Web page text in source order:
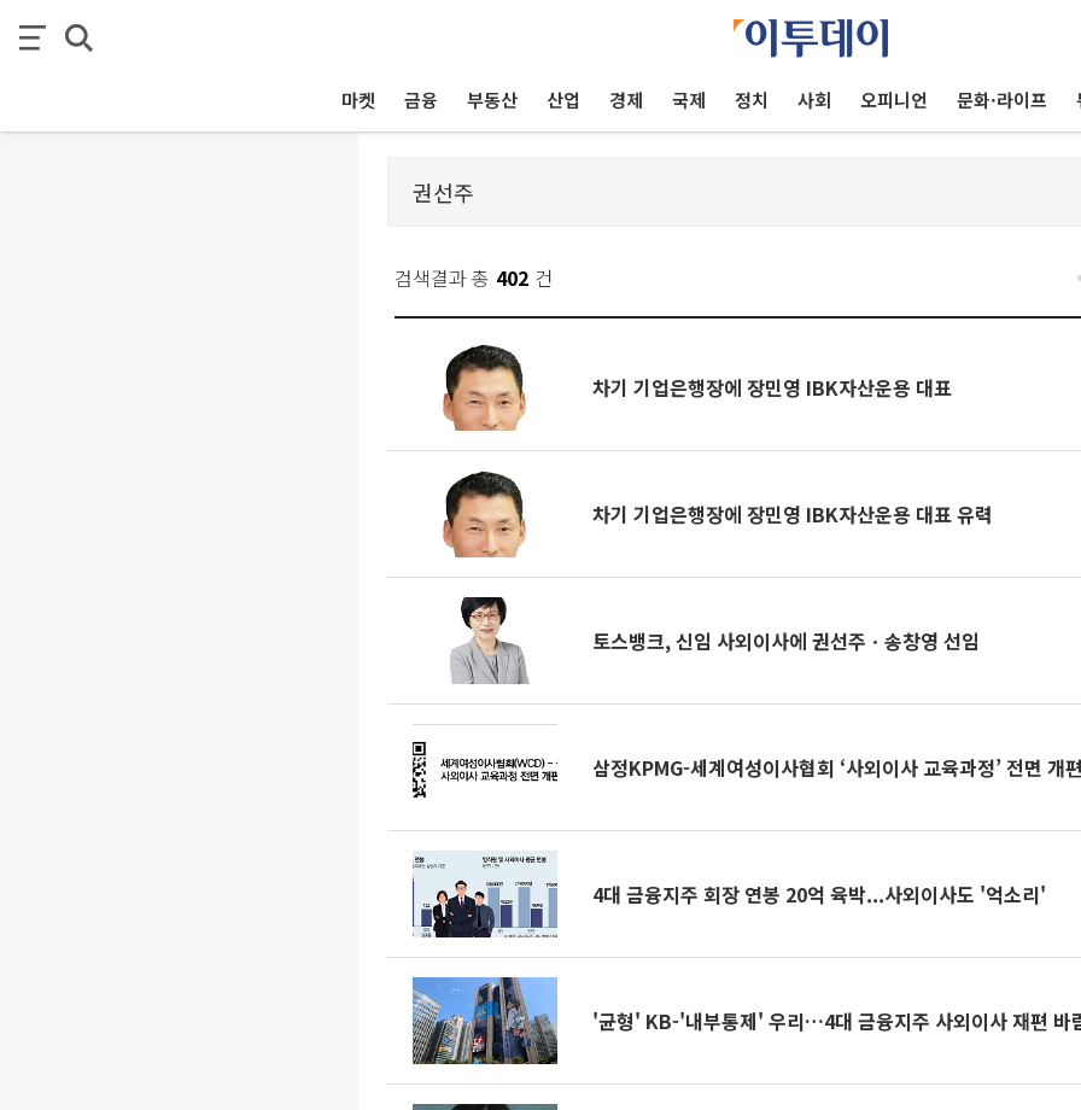
마켓 금융 부동산 산업 경제 국제 정치 사회 오피니언 문화·라이프
검색결과 총 402 건
차기 기업은행장에 장민영 IBK자산운용 대표
차기 기업은행장에 장민영 IBK자산운용 대표 유력
토스뱅크, 신임 사외이사에 권선주ㆍ송창영 선임
삼정KPMG-세계여성이사협회 ‘사외이사 교육과정’ 전면 개편
4대 금융지주 회장 연봉 20억 육박...사외이사도 '억소리'
'균형' KB-'내부통제' 우리…4대 금융지주 사외이사 재편 바